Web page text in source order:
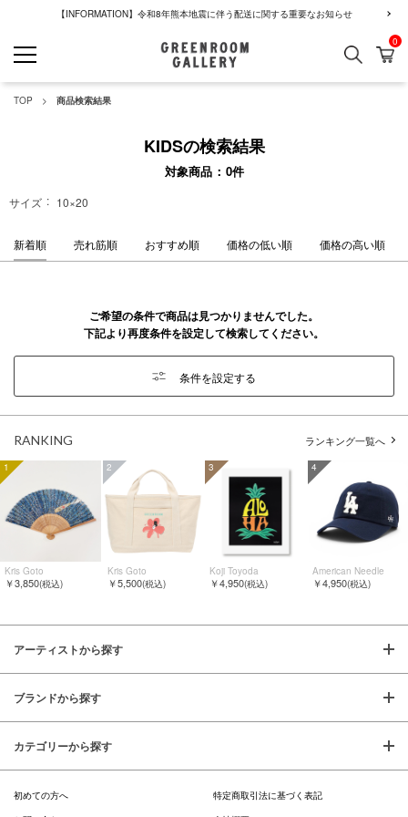
【INFORMATION】令和8年熊本地震に伴う配送に関する重要なお知らせ
検索 カ
0
TOP 商品検索結果
KIDSの検索結果
対象商品 0件
サイズ 10×20
新着順 売れ筋順 おすすめ順 価格の低い順 価格の高い順
ご希望の条件で商品は見つかりませんでした。
下記より再度条件を設定して検索してください。
条件を設定する
RANKING ランキング一覧へ
1
Kris Goto
￥3,850(税込)
2
Kris Goto
￥5,500(税込)
3
Koji Toyoda
￥4,950(税込)
4
American Needle
￥4,950(税込)
アーティストから探す
ブランドから探す
カテゴリーから探す
初めての方へ
特定商取引法に基づく表記